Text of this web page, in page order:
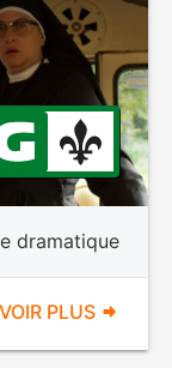
dramatique
VOIR PLUS